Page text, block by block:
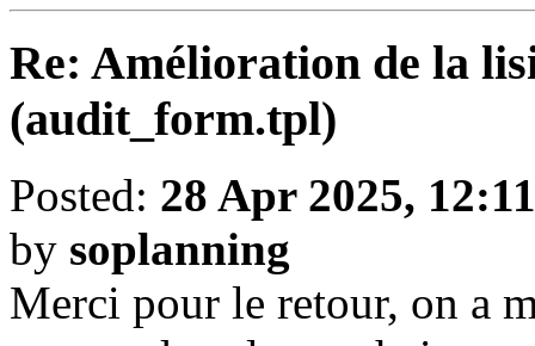
Re: Amélioration de la
(audit_form.tpl)
Posted: 28 Apr 2025, 12:11
by soplanning
Merci pour le retour, on a